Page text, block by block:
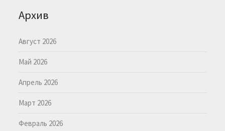
Архив
Август 2026
Май 2026
Апрель 2026
Март 2026
Февраль 2026